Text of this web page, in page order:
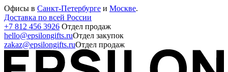
Офисы в Санкт-Петербурге и Москве.
Доставка по всей России
+7 812 456 3926 Отдел продаж
hello@epsilongifts.ruОтдел закупок
zakaz@epsilongifts.ruОтдел продаж